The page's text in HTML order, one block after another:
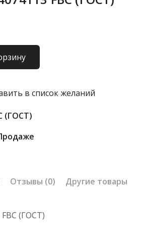
в список желаний
(ГОСТ)
Отзывы (0) Другие товары
(ГОСТ)